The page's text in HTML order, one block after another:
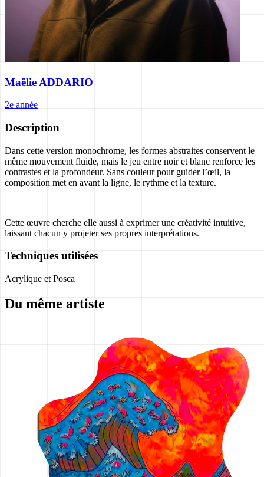
Maëlie ADDARIO
2e année
Description
Dans cette version monochrome, les formes abstraites conservent le
même mouvement fluide, mais le jeu entre noir et blanc renforce les
contrastes et la profondeur. Sans couleur pour guider l’œil, la
composition met en avant la ligne, le rythme et la texture.
Cette œuvre cherche elle aussi à exprimer une créativité intuitive,
laissant chacun y projeter ses propres interprétations.
Techniques utilisées
Acrylique et Posca
Du même artiste